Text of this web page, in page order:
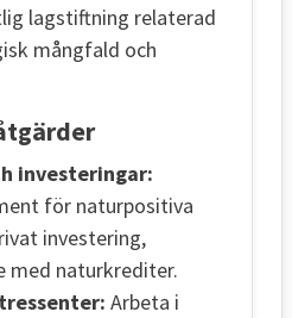
lagstiftning relaterad
mångfald och
investeringar:
för naturpositiva
investering,
med naturkrediter.
Arbeta i